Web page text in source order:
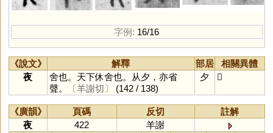
字例: 16/16
《說文》 解釋 部居
相關異體
夜
舍也。天下休舍也。从夕，亦省
聲。
〔羊謝切〕 (142 / 138)
夕 𡖍
《廣韻》 頁碼 反切
註解
夜
422
羊謝